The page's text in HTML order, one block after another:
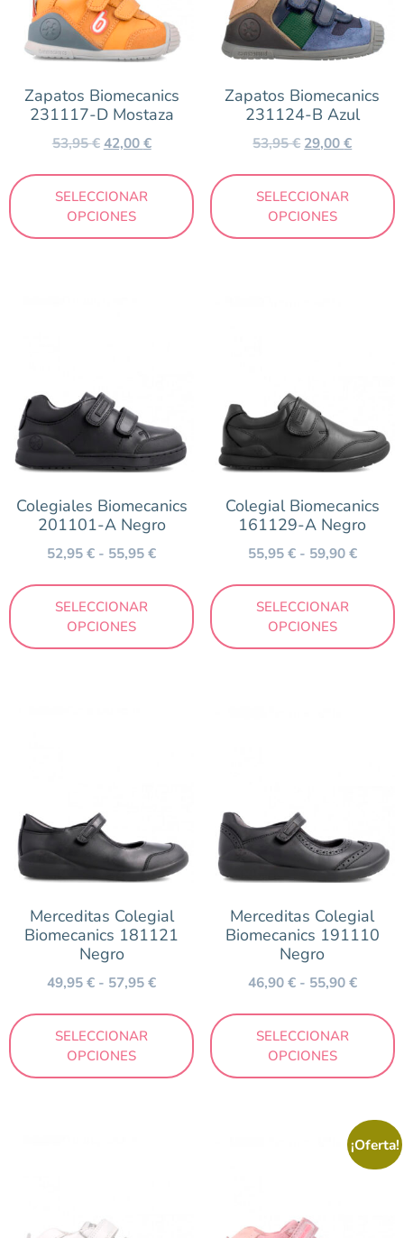
Zapatos Biomecanics
231117-D Mostaza
53,95€ 42,00€
SELECCIONAR
OPCIONES
Zapatos Biomecanics
231124-B Azul
53,95€ 29,00€
SELECCIONAR
OPCIONES
Colegiales Biomecanics
201101-A Negro
52,95€ - 55,95€
SELECCIONAR
OPCIONES
Colegial Biomecanics
161129-A Negro
55,95€ - 59,90€
SELECCIONAR
OPCIONES
Merceditas Colegial
Biomecanics 181121
Negro
49,95€ - 57,95€
SELECCIONAR
OPCIONES
Merceditas Colegial
Biomecanics 191110
Negro
46,90€ - 55,90€
SELECCIONAR
OPCIONES
¡Oferta!